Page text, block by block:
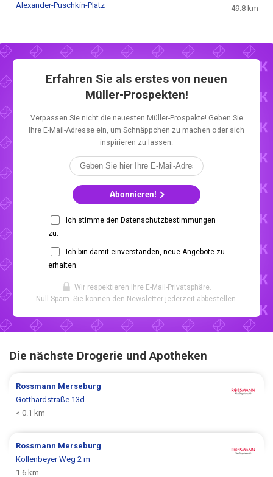
Alexander-Puschkin-Platz
49.8 km
Erfahren Sie als erstes von neuen
Müller-Prospekten!
Verpassen Sie nicht die neuesten Müller-Prospekte! Geben Sie
Ihre E-Mail-Adresse ein, um Schnäppchen zu machen oder sich
inspirieren zu lassen.
Abonnieren!
Ich stimme den Datenschutzbestimmungen
zu.
Ich bin damit einverstanden, neue Angebote zu
erhalten.
Wir respektieren Ihre E-Mail-Privatsphäre.
Null Spam. Sie können den Newsletter jederzeit abbestellen.
Die nächste Drogerie und Apotheken
Rossmann Merseburg
Gotthardstraße 13d
< 0.1 km
Rossmann Merseburg
Kollenbeyer Weg 2 m
1.6 km